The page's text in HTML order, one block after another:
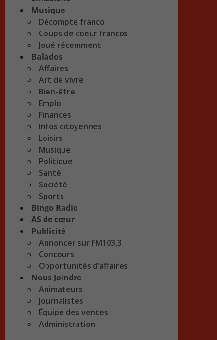
Musique
Décompte franco
Coups de coeur francos
Joué récemment
Balados
Affaires
Art de vivre
Bien-être
Emploi
Finances
Infos citoyennes
Loisirs
Musique
Politique
Santé
Société
Sports
Bingo Radio
AS de cœur
Publicité
Annoncer sur FM103,3
Concours
Opportunités d’affaires
Nous Joindre
Animateurs
Journalistes
Équipe des ventes
Administration